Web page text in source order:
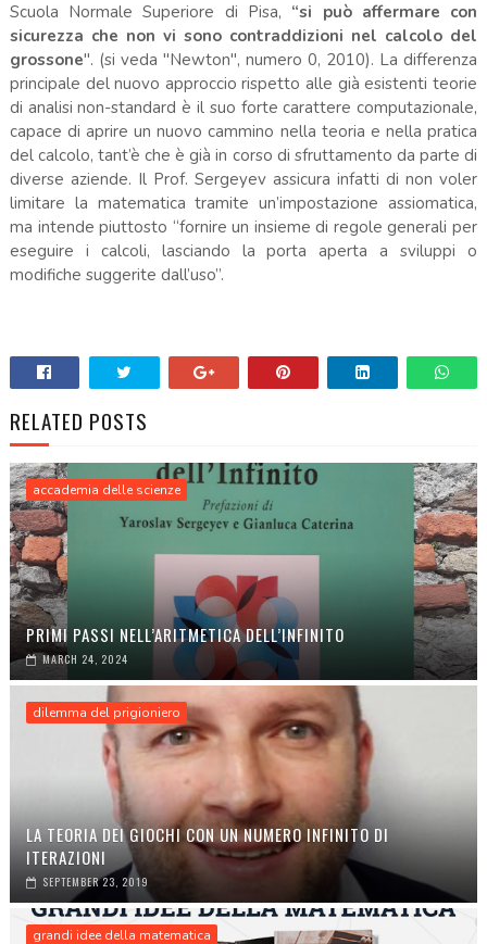
Scuola Normale Superiore di Pisa, “si può affermare con
sicurezza che non vi sono contraddizioni nel calcolo del
grossone". (si veda "Newton", numero 0, 2010). La differenza
principale del nuovo approccio rispetto alle già esistenti teorie
di analisi non-standard è il suo forte carattere computazionale,
capace di aprire un nuovo cammino nella teoria e nella pratica
del calcolo, tant’è che è già in corso di sfruttamento da parte di
diverse aziende. Il Prof. Sergeyev assicura infatti di non voler
limitare la matematica tramite un’impostazione assiomatica,
ma intende piuttosto “fornire un insieme di regole generali per
eseguire i calcoli, lasciando la porta aperta a sviluppi o
modifiche suggerite dall’uso”.
RELATED POSTS
accademia delle scienze
PRIMI PASSI NELL’ARITMETICA DELL’INFINITO
MARCH 24, 2024
dilemma del prigioniero
LA TEORIA DEI GIOCHI CON UN NUMERO INFINITO DI
ITERAZIONI
SEPTEMBER 23, 2019
grandi idee della matematica